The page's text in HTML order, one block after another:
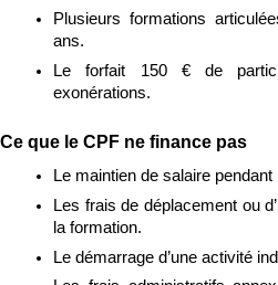
Plusieurs formations
ans.
Le forfait 150 € de
exonérations.
Ce que le CPF ne finance pas
Le maintien de salaire
Les frais de déplacement ou
la formation.
Le démarrage d’une activité